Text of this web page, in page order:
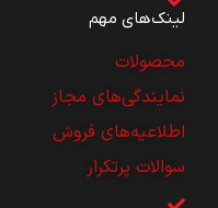
لینک‌های مهم
محصولات
نمایندگی‌های مجاز
اطلاعیه‌های فروش
سوالات پرتکرار